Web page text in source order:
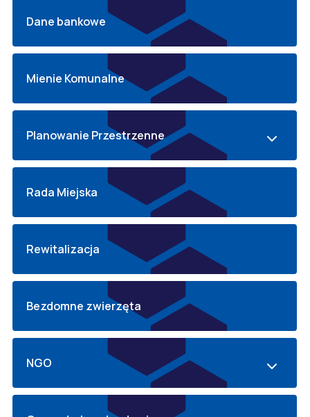
Dane bankowe
Mienie Komunalne
Planowanie Przestrzenne
Rada Miejska
Rewitalizacja
Bezdomne zwierzęta
NGO